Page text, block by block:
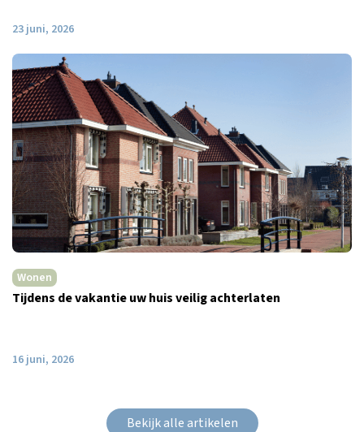
23 juni, 2026
Wonen
Tijdens de vakantie uw huis veilig achterlaten
16 juni, 2026
Bekijk alle artikelen